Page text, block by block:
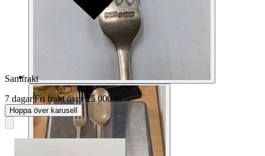
Samfrakt
7 dagar|Fri frakt över 25 000 kr
Hoppa över karusell